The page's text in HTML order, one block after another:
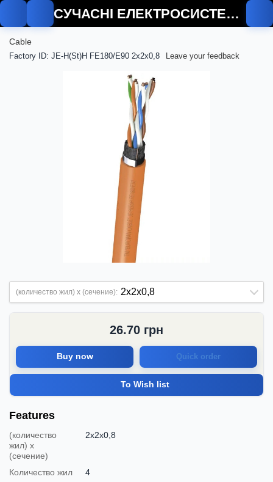
Cable
Factory ID: JE-H(St)H FE180/E90 2x2x0,8 Leave your feedback
(количество жил) х (сечение):
26.70 грн
Buy now Quick order
To Wish list
Features
(количество
жил) х
(сечение)
2x2x0,8
Количество жил
4
СУЧАСНІ ЕЛЕКТРОСИСТЕМИ